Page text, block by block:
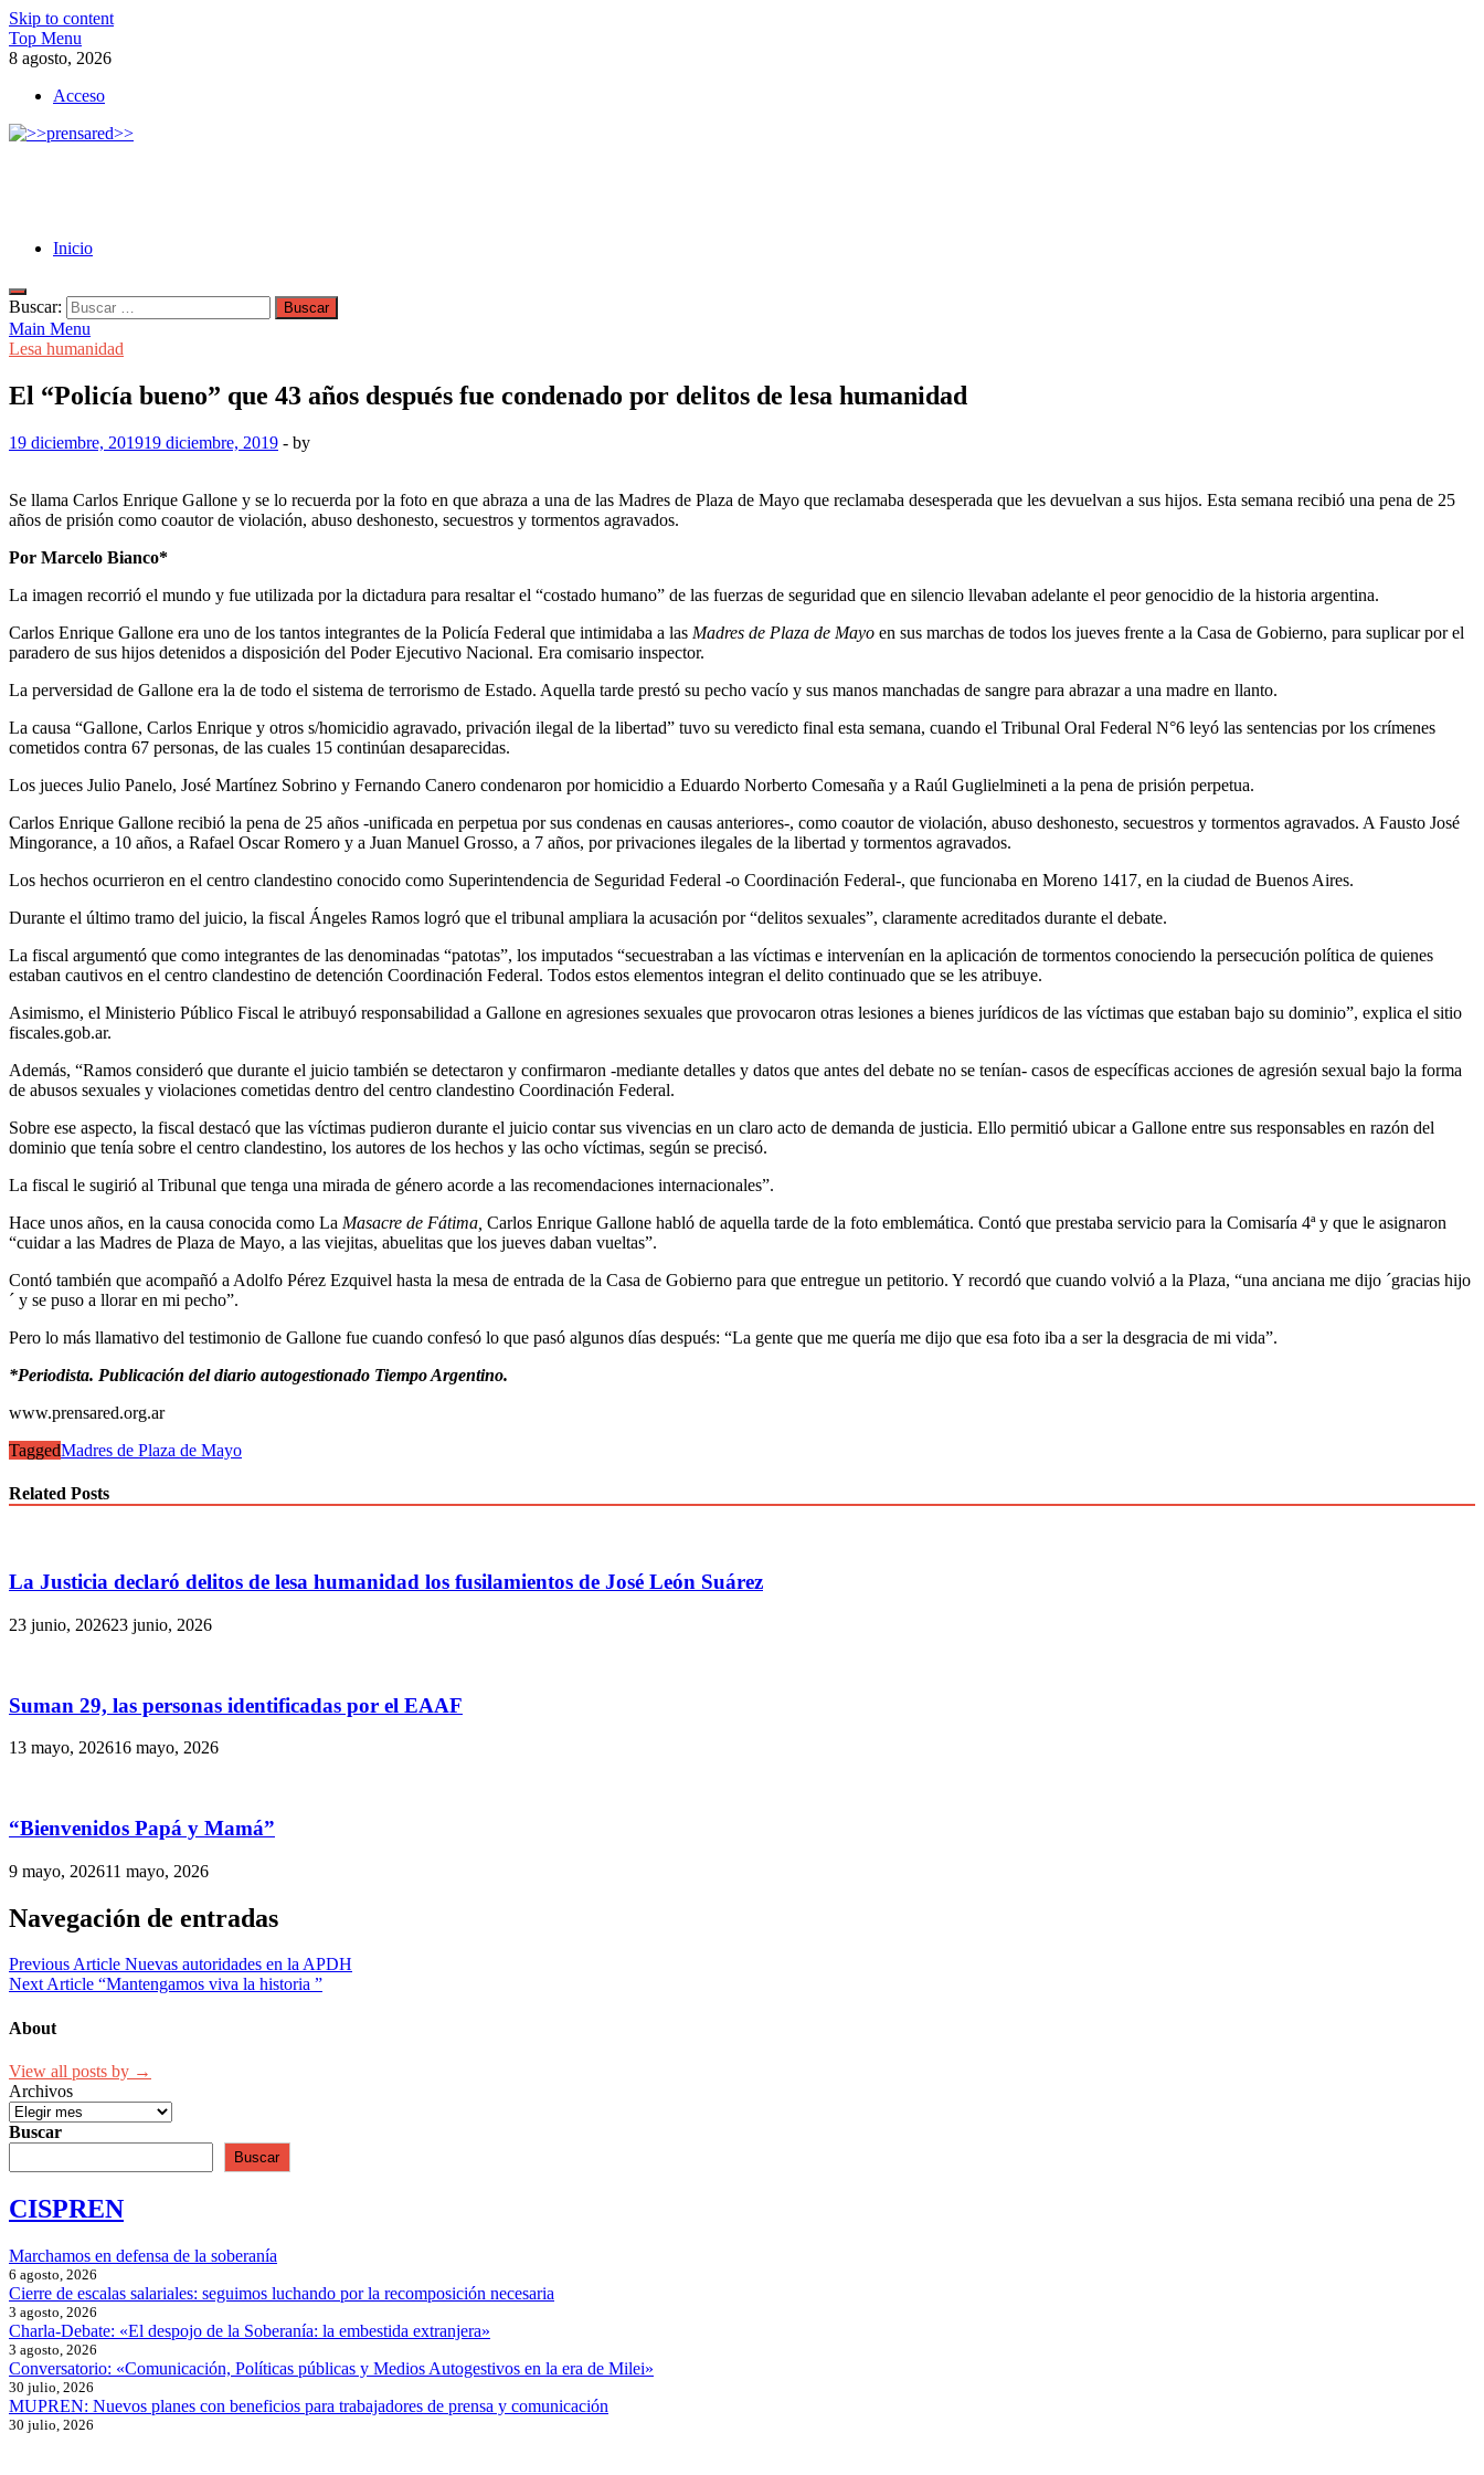
Skip to content
Top Menu
8 agosto, 2026
Acceso
Inicio
Buscar:
Main Menu
Lesa humanidad
El “Policía bueno” que 43 años después fue condenado por delitos de lesa humanidad
19 diciembre, 201919 diciembre, 2019 - by
Se llama Carlos Enrique Gallone y se lo recuerda por la foto en que abraza a una de las Madres de Plaza de Mayo que reclamaba desesperada que les devuelvan a sus hijos. Esta semana recibió una pena de 25
años de prisión como coautor de violación, abuso deshonesto, secuestros y tormentos agravados.
Por Marcelo Bianco*
La imagen recorrió el mundo y fue utilizada por la dictadura para resaltar el “costado humano” de las fuerzas de seguridad que en silencio llevaban adelante el peor genocidio de la historia argentina.
Carlos Enrique Gallone era uno de los tantos integrantes de la Policía Federal que intimidaba a las Madres de Plaza de Mayo en sus marchas de todos los jueves frente a la Casa de Gobierno, para suplicar por el
paradero de sus hijos detenidos a disposición del Poder Ejecutivo Nacional. Era comisario inspector.
La perversidad de Gallone era la de todo el sistema de terrorismo de Estado. Aquella tarde prestó su pecho vacío y sus manos manchadas de sangre para abrazar a una madre en llanto.
La causa “Gallone, Carlos Enrique y otros s/homicidio agravado, privación ilegal de la libertad” tuvo su veredicto final esta semana, cuando el Tribunal Oral Federal N°6 leyó las sentencias por los crímenes
cometidos contra 67 personas, de las cuales 15 continúan desaparecidas.
Los jueces Julio Panelo, José Martínez Sobrino y Fernando Canero condenaron por homicidio a Eduardo Norberto Comesaña y a Raúl Guglielmineti a la pena de prisión perpetua.
Carlos Enrique Gallone recibió la pena de 25 años -unificada en perpetua por sus condenas en causas anteriores-, como coautor de violación, abuso deshonesto, secuestros y tormentos agravados. A Fausto José
Mingorance, a 10 años, a Rafael Oscar Romero y a Juan Manuel Grosso, a 7 años, por privaciones ilegales de la libertad y tormentos agravados.
Los hechos ocurrieron en el centro clandestino conocido como Superintendencia de Seguridad Federal -o Coordinación Federal-, que funcionaba en Moreno 1417, en la ciudad de Buenos Aires.
Durante el último tramo del juicio, la fiscal Ángeles Ramos logró que el tribunal ampliara la acusación por “delitos sexuales”, claramente acreditados durante el debate.
La fiscal argumentó que como integrantes de las denominadas “patotas”, los imputados “secuestraban a las víctimas e intervenían en la aplicación de tormentos conociendo la persecución política de quienes
estaban cautivos en el centro clandestino de detención Coordinación Federal. Todos estos elementos integran el delito continuado que se les atribuye.
Asimismo, el Ministerio Público Fiscal le atribuyó responsabilidad a Gallone en agresiones sexuales que provocaron otras lesiones a bienes jurídicos de las víctimas que estaban bajo su dominio”, explica el sitio
fiscales.gob.ar.
Además, “Ramos consideró que durante el juicio también se detectaron y confirmaron -mediante detalles y datos que antes del debate no se tenían- casos de específicas acciones de agresión sexual bajo la forma
de abusos sexuales y violaciones cometidas dentro del centro clandestino Coordinación Federal.
Sobre ese aspecto, la fiscal destacó que las víctimas pudieron durante el juicio contar sus vivencias en un claro acto de demanda de justicia. Ello permitió ubicar a Gallone entre sus responsables en razón del
dominio que tenía sobre el centro clandestino, los autores de los hechos y las ocho víctimas, según se precisó.
La fiscal le sugirió al Tribunal que tenga una mirada de género acorde a las recomendaciones internacionales”.
Hace unos años, en la causa conocida como La Masacre de Fátima, Carlos Enrique Gallone habló de aquella tarde de la foto emblemática. Contó que prestaba servicio para la Comisaría 4ª y que le asignaron
“cuidar a las Madres de Plaza de Mayo, a las viejitas, abuelitas que los jueves daban vueltas”.
Contó también que acompañó a Adolfo Pérez Ezquivel hasta la mesa de entrada de la Casa de Gobierno para que entregue un petitorio. Y recordó que cuando volvió a la Plaza, “una anciana me dijo ´gracias hijo
´ y se puso a llorar en mi pecho”.
Pero lo más llamativo del testimonio de Gallone fue cuando confesó lo que pasó algunos días después: “La gente que me quería me dijo que esa foto iba a ser la desgracia de mi vida”.
*Periodista. Publicación del diario autogestionado Tiempo Argentino.
www.prensared.org.ar
TaggedMadres de Plaza de Mayo
Related Posts
La Justicia declaró delitos de lesa humanidad los fusilamientos de José León Suárez
23 junio, 202623 junio, 2026
Suman 29, las personas identificadas por el EAAF
13 mayo, 202616 mayo, 2026
“Bienvenidos Papá y Mamá”
9 mayo, 202611 mayo, 2026
Navegación de entradas
Previous Article Nuevas autoridades en la APDH
Next Article “Mantengamos viva la historia ”
About
View all posts by →
Archivos
Buscar
Buscar
CISPREN
Marchamos en defensa de la soberanía
6 agosto, 2026
Cierre de escalas salariales: seguimos luchando por la recomposición necesaria
3 agosto, 2026
Charla-Debate: «El despojo de la Soberanía: la embestida extranjera»
3 agosto, 2026
Conversatorio: «Comunicación, Políticas públicas y Medios Autogestivos en la era de Milei»
30 julio, 2026
MUPREN: Nuevos planes con beneficios para trabajadores de prensa y comunicación
30 julio, 2026